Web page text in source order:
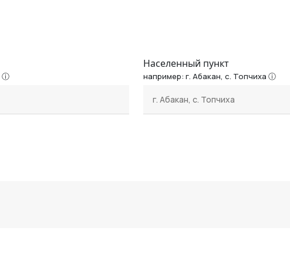
Населенный пункт
например: г. Абакан, с. Топчиха